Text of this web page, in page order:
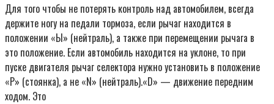
Для того чтобы не потерять контроль над автомобилем, всегда
держите ногу на педали тормоза, если рычаг находится в
положении «Ы» (нейтраль), а также при перемещении рычага в
это положение. Если автомобиль находится на уклоне, то при
пуске двигателя рычаг селектора нужно установить в положение
«Р» (стоянка), а не «N» (нейтраль).«D» — движение передним
ходом. Это